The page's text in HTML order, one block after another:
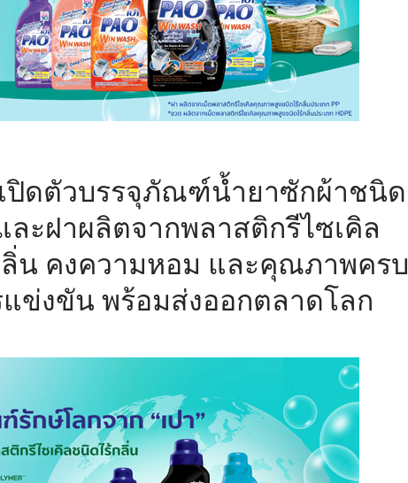
เปิดตัวบรรจุภัณฑ์น้ำยาซักผ้าชนิด
ละฝาผลิตจากพลาสติกรีไซเคิล
น คงความหอม และคุณภาพครบ
ข่งขัน พร้อมส่งออกตลาดโลก